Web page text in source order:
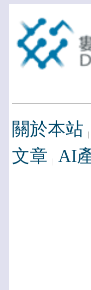
關於本站
文章 AI